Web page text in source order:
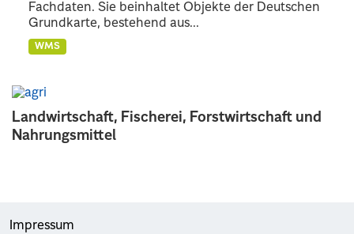
Landwirtschaft, Fischerei, Forstwirtschaft und
Nahrungsmittel
Fachdaten. Sie beinhaltet Objekte der Deutschen
Grundkarte, bestehend aus...
WMS
Impressum